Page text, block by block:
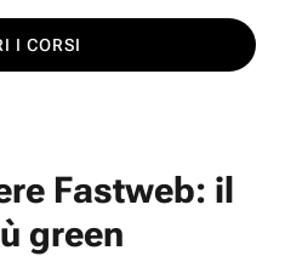
I CORSI
Fastweb: il
green